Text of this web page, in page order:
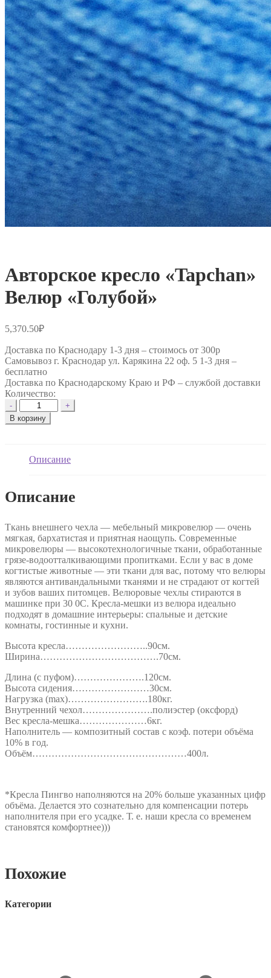
Авторское кресло «Tapchan»
Велюр «Голубой»
5,370.50₽
Доставка по Краснодару 1-3 дня – стоимось от 300р
Самовывоз г. Краснодар ул. Карякина 22 оф. 5 1-3 дня –
бесплатно
Доставка по Краснодарскому Краю и РФ – службой доставки
Количество:
-
Количество
товара
Авторское
Велюр
+
В корзину
Описание
Описание
Ткань внешнего чехла — мебельный микровелюр — очень
мягкая, бархатистая и приятная наощупь. Современные
микровелюры — высокотехнологичные ткани, обработанные
грязе-водоотталкивающими пропитками. Если у вас в доме
когтистые животные — эти ткани для вас, потому что велюры
являются антивандальными тканями и не страдают от когтей
и зубов ваших питомцев. Велюровые чехлы стираются в
машинке при 30 0С. Кресла-мешки из велюра идеально
подходят в домашние интерьеры: спальные и детские
комнаты, гостинные и кухни.
Высота кресла……………………..90см.
Ширина……………………………….70см.
Длина (с пуфом)………………….120см.
Высота сидения……………………30см.
Нагрузка (max)…………………….180кг.
Внутренний чехол………………….полиэстер (оксфорд)
Вес кресла-мешка…………………6кг.
Наполнитель — композитный состав с коэф. потери объёма
10% в год.
Объём…………………………………………400л.
*Кресла Пингво наполняются на 20% больше указанных цифр
объёма. Делается это сознательно для компенсации потерь
наполнителя при его усадке. Т. е. наши кресла со временем
становятся комфортнее)))
Похожие
Категории